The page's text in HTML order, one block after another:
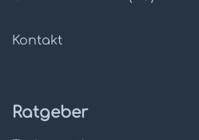
Kontakt
Ratgeber